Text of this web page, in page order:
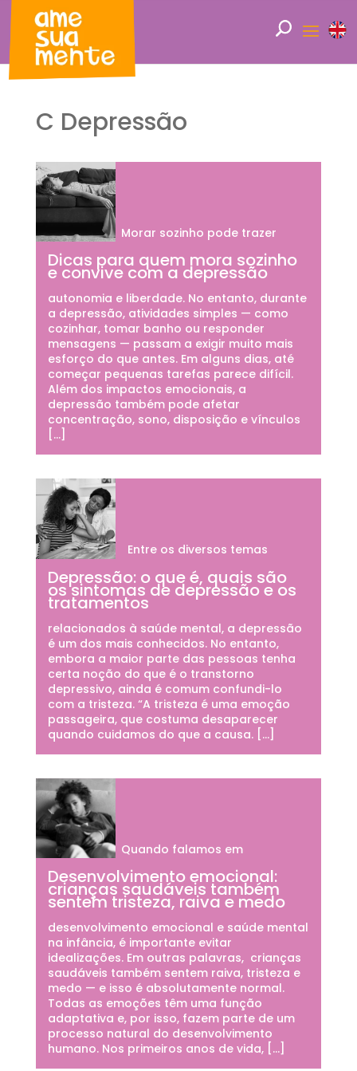
C Depressão
Dicas para quem mora sozinho
e convive com a depressão
Morar sozinho pode trazer
autonomia e liberdade. No entanto, durante
a depressão, atividades simples — como
cozinhar, tomar banho ou responder
mensagens — passam a exigir muito mais
esforço do que antes. Em alguns dias, até
começar pequenas tarefas parece difícil.
Além dos impactos emocionais, a
depressão também pode afetar
concentração, sono, disposição e vínculos
[…]
Depressão: o que é, quais são
os sintomas de depressão e os
tratamentos
Entre os diversos temas
relacionados à saúde mental, a depressão
é um dos mais conhecidos. No entanto,
embora a maior parte das pessoas tenha
certa noção do que é o transtorno
depressivo, ainda é comum confundi-lo
com a tristeza. “A tristeza é uma emoção
passageira, que costuma desaparecer
quando cuidamos do que a causa. […]
Desenvolvimento emocional:
crianças saudáveis também
sentem tristeza, raiva e medo
Quando falamos em
desenvolvimento emocional e saúde mental
na infância, é importante evitar
idealizações. Em outras palavras, crianças
saudáveis também sentem raiva, tristeza e
medo — e isso é absolutamente normal.
Todas as emoções têm uma função
adaptativa e, por isso, fazem parte de um
processo natural do desenvolvimento
humano. Nos primeiros anos de vida, […]